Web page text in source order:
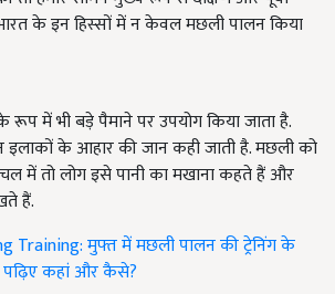
के इन हिस्सों में न केवल मछली पालन किया
में भी बड़े पैमाने पर उपयोग किया जाता है.
के आहार की जान कही जाती है. मछली को
में तो लोग इसे पानी का मखाना कहते हैं और
हैं.
Training: मुफ्त में मछली पालन की ट्रेनिंग के
कहां और कैसे?